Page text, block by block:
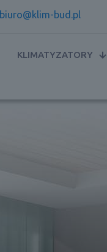
biuro@klim-bud.pl
KLIMATYZATORY